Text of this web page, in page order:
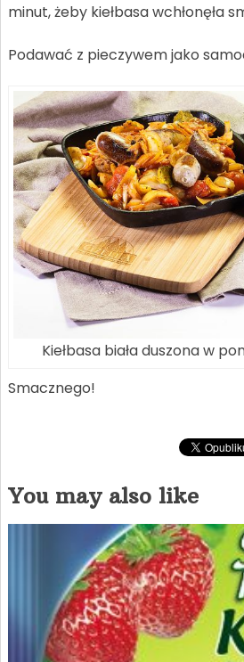
minut, żeby kiełbasa wchłonęła
Podawać z pieczywem jako
Kiełbasa biała duszona w
Smacznego!
You may also like